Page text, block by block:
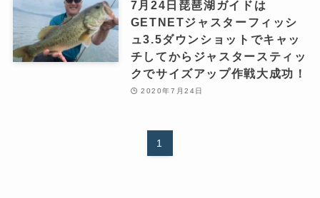
7月24日琵琶湖ガイドは
GETNETジャスターフィッシ
ュ3.5ダウンショットでキャッ
チしてからジャスタースティッ
クでサイズアップ作戦大成功！
2020年7月24日
1